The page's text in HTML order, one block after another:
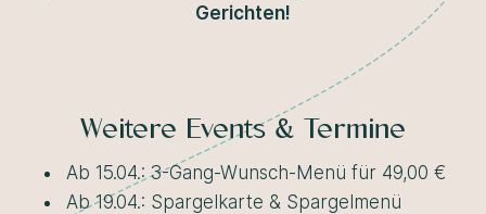
Gerichten!
Weitere Events & Termine
Ab 15.04.: 3-Gang-Wunsch-Menü für 49,00 €
Ab 19.04.: Spargelkarte & Spargelmenü